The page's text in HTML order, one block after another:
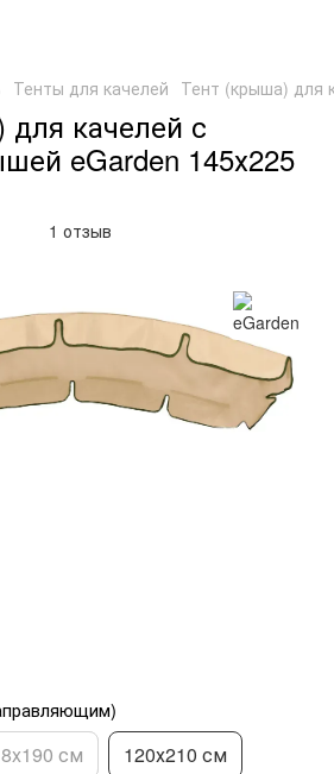
Тенты для качелей Тент (крыша) для
качелей с
eGarden 145х225
1 отзыв
см 120х210 см